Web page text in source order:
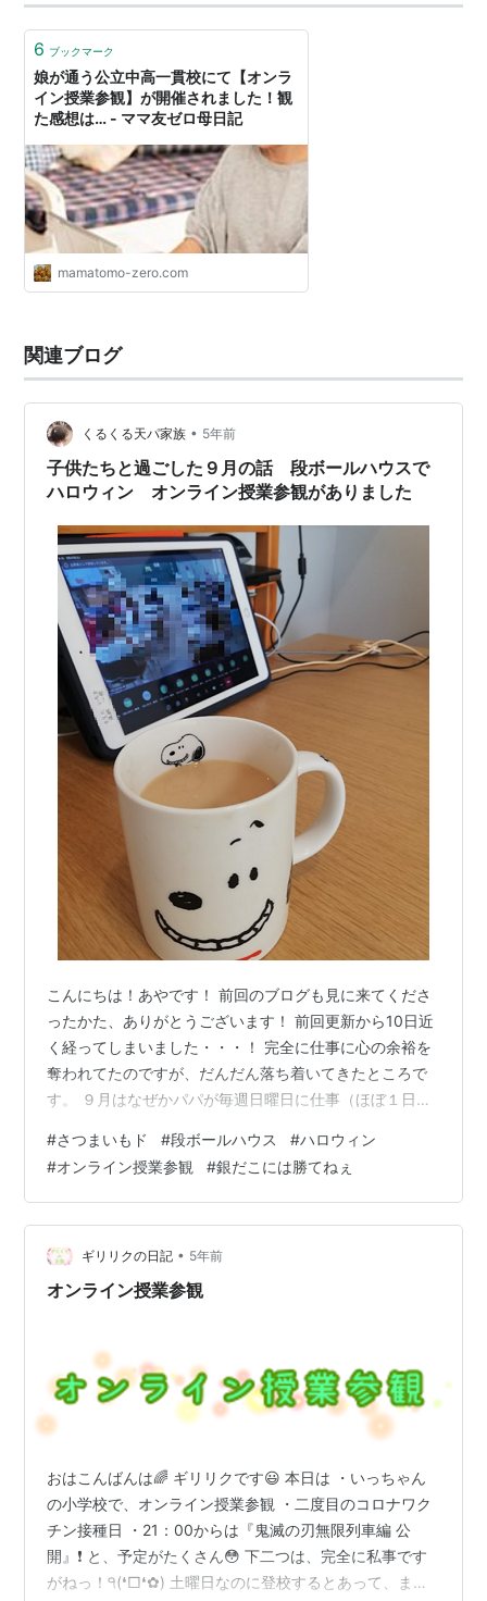
6 ブックマーク
娘が通う公立中高一貫校にて【オンラ
イン授業参観】が開催されました！観
た感想は… - ママ友ゼロ母日記
mamatomo-zero.com
関連ブログ
くるくる天パ家族 • 5年前
子供たちと過ごした９月の話 段ボールハウスで
ハロウィン オンライン授業参観がありました
こんにちは！あやです！ 前回のブログも見に来てくださ
ったかた、ありがとうございます！ 前回更新から10日近
く経ってしまいました・・・！ 完全に仕事に心の余裕を
奪われてたのですが、だんだん落ち着いてきたところで
す。 ９月はなぜかパパが毎週日曜日に仕事（ほぼ１日
していたんです。（シルバーウィークも関係なし） もち
ろん仕事をしているパパが大変なのはわかるんだけど、
毎週毎週日曜日に子供たちと１日過ごすのしんどーーー
ーい( ;∀;) やっぱり大人２人いるのと１人で見るのは労力
が全然違うのですよ。 仕事の忙しさも相まってなんとも
余裕のない９月でございま…
#さつまいもド #段ボールハウス #ハロウィン
#オンライン授業参観 #銀だこには勝てねぇ
ギリリクの日記 • 5年前
オンライン授業参観
おはこんばんは🌈 ギリリクです😃 本日は ・いっちゃん
の小学校で、オンライン授業参観 ・二度目のコロナワク
チン接種日 ・21：00からは『鬼滅の刃無限列車編 公
開』❗️ と、予定がたくさん😳 下二つは、完全に私事です
がねっ！੧(❛□❛✿) 土曜日なのに登校するとあって、まぁ